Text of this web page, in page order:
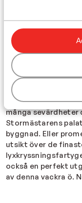
hotell
Rhodos stad har
den (moderna) nya
ett absolut måste
medeltida
bästa shoppingen,
restaurangerna,
av Rhodos stads
många sevärdheter
Stormästarens
byggnad. Eller
utsikt över de
också en perfekt
av denna vackra ö.